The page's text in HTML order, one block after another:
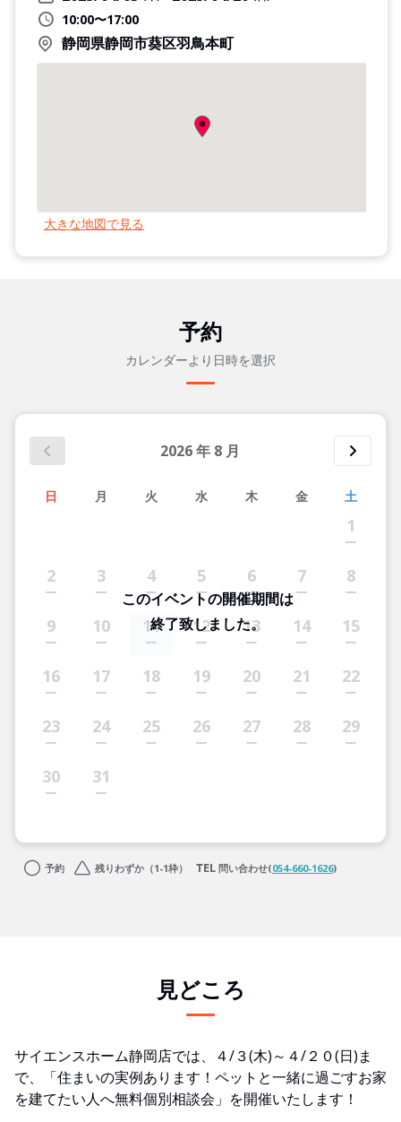
10:00〜17:00
静岡県静岡市葵区羽鳥本町
大きな地図で見る
予約
カレンダーより日時を選択
2026年 8 月
日 月 火 水 木 金 土
1
2 3 4 5 6 7 8
9 10 11 12 13 14 15
16 17 18 19 20 21 22
23 24 25 26 27 28 29
30 31
このイベントの開催期間は
終了致しました。
予約 残りわずか（1-1枠） 問い合わせ(054-660-1626)
見どころ
サイエンスホーム静岡店では、４/３(木)～４/２０(日)ま
で、「住まいの実例あります！ペットと一緒に過ごすお家
を建てたい人へ無料個別相談会」を開催いたします！